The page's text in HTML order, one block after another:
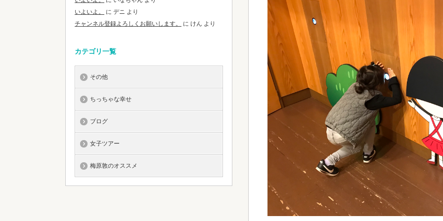
いよいよ。
に デニ より
チャンネル登録よろしくお願いします。
に けん より
カテゴリ一覧
その他
ちっちゃな幸せ
ブログ
女子ツアー
梅原敦のオススメ